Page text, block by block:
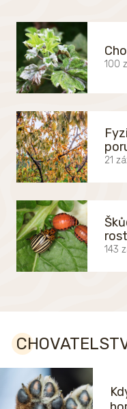
100
21
143